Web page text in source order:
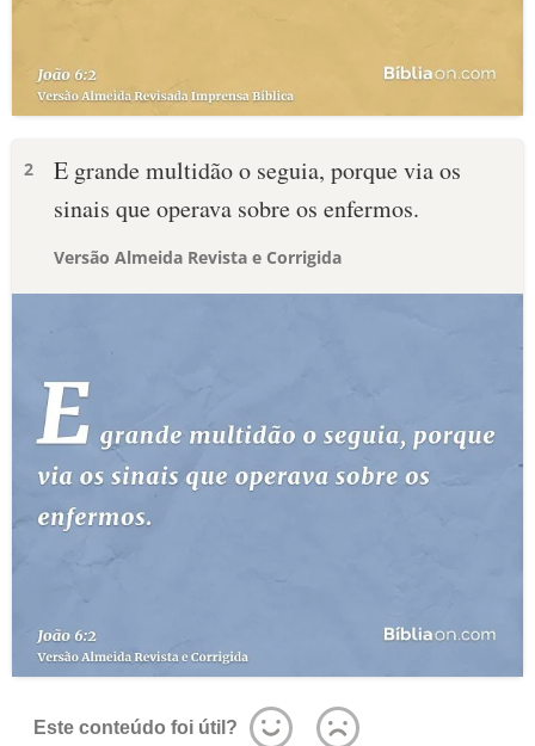
2
E grande multidão o seguia, porque via os
sinais que operava sobre os enfermos.
Versão Almeida Revista e Corrigida
Este conteúdo foi útil?